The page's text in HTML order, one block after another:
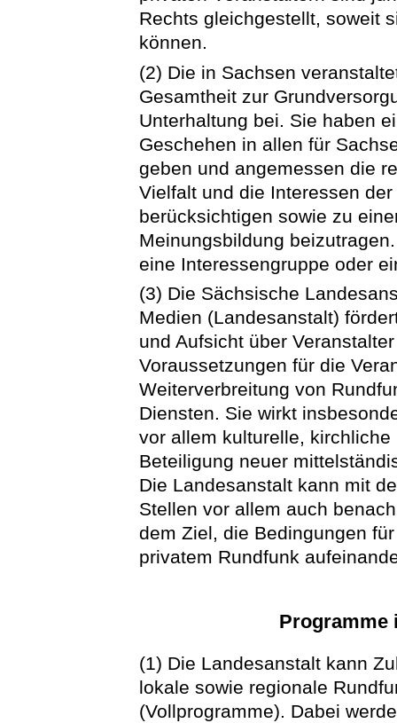
Rechts gleichgestellt, soweit
können.
(2) Die in Sachsen
Gesamtheit zur
Unterhaltung bei. Sie haben
Geschehen in allen für
geben und angemessen die
Vielfalt und die Interessen
berücksichtigen sowie zu
Meinungsbildung
eine Interessengruppe oder
(3) Die Sächsische
Medien (Landesanstalt)
und Aufsicht über
Voraussetzungen für die
Weiterverbreitung von
Diensten. Sie wirkt
vor allem kulturelle,
Beteiligung neuer
Die Landesanstalt kann mit
Stellen vor allem auch
dem Ziel, die Bedingungen
privatem Rundfunk
Programme
(1) Die Landesanstalt kann
lokale sowie regionale
(Vollprogramme). Dabei